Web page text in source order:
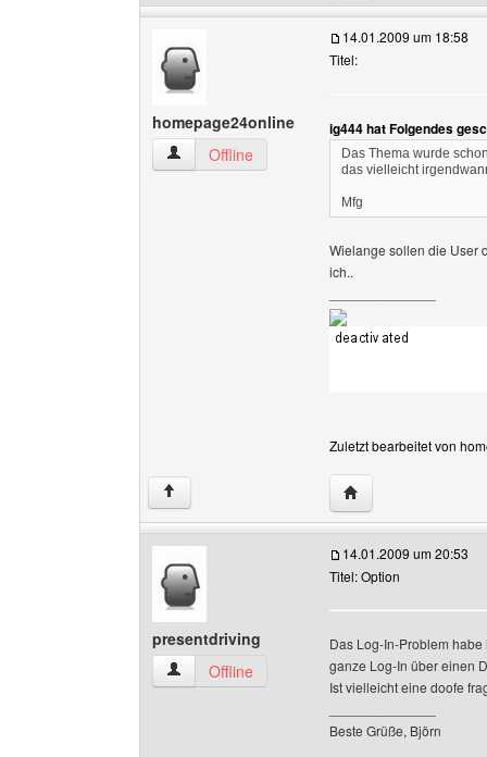
homepage24online
homepage24online Benutzer-Profile anzeigen
Offline
14.01.2009 um 18:58
Titel:
ig444 hat Folgendes
Das Thema wurde
das vielleicht
Mfg
Wielange sollen die User
ich..
Zuletzt bearbeitet von
↑ Website dieses
presentdriving
presentdriving Benutzer-Profile anzeigen
Offline
14.01.2009 um 20:53
Titel: Option
Das Log-In-Problem
ganze Log-In über einen
Ist vielleicht eine doofe
Beste Grüße, Björn